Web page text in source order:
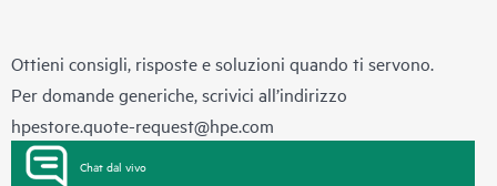
Ottieni consigli, risposte e soluzioni quando ti servono.
Per domande generiche, scrivici all’indirizzo
hpestore.quote-request@hpe.com
Chat dal vivo